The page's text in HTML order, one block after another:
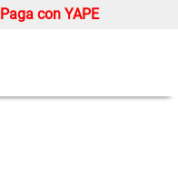
Paga con YAPE